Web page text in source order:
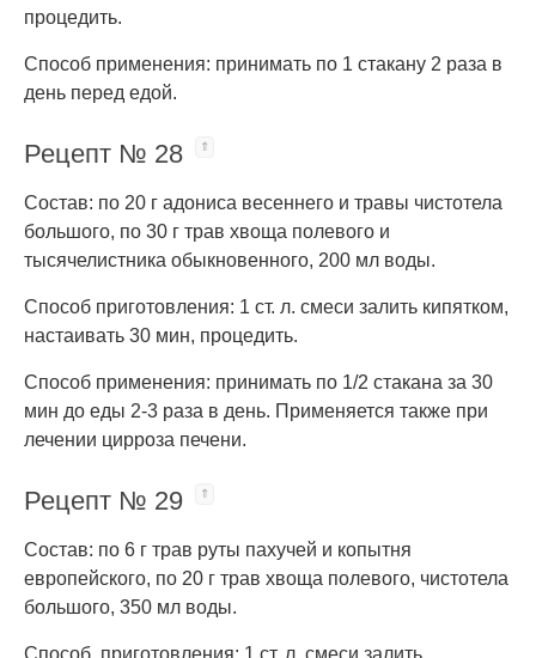
процедить.
Способ применения: принимать по 1 стакану 2 раза в
день перед едой.
Рецепт № 28
Состав: по 20 г адониса весеннего и травы чистотела
большого, по 30 г трав хвоща полевого и
тысячелистника обыкновенного, 200 мл воды.
Способ приготовления: 1 ст. л. смеси залить кипятком,
настаивать 30 мин, процедить.
Способ применения: принимать по 1/2 стакана за 30
мин до еды 2-3 раза в день. Применяется также при
лечении цирроза печени.
Рецепт № 29
Состав: по 6 г трав руты пахучей и копытня
европейского, по 20 г трав хвоща полевого, чистотела
большого, 350 мл воды.
Способ, приготовления: 1 ст. л. смеси залить